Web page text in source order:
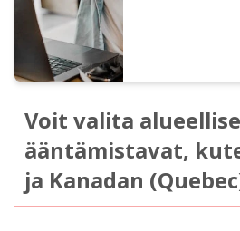
Voit valita
ääntämistavat,
ja Kanadan